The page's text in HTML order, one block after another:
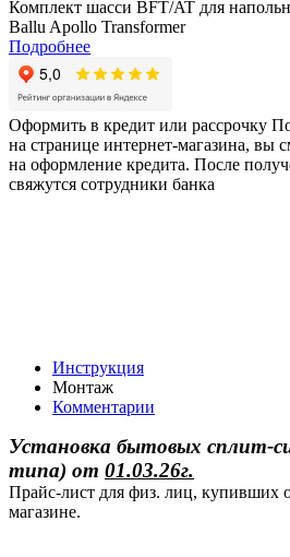
Комплект шасси BFT/AT для
Ballu Apollo Transformer
Подробнее
Оформить в кредит или рассрочку
на странице интернет-магазина, вы
на оформление кредита. После
свяжутся сотрудники банка
Инструкция
Монтаж
Комментарии
Установка бытовых сплит-
типа) от 01.03.26г.
Прайс-лист для физ. лиц, купивших
магазине.